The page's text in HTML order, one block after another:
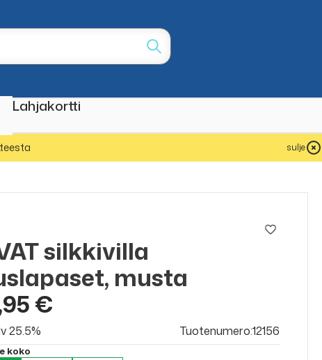
Lahjakortti
sulje
silkkivilla
musta
€
25.5% Tuotenumero:12156
koko